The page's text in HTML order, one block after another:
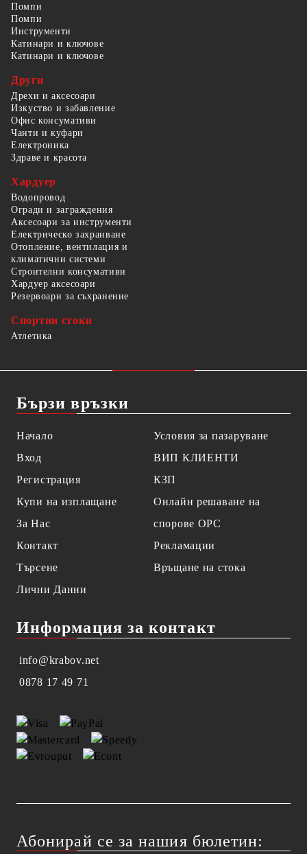
Помпи
Помпи
Инструменти
Катинари и ключове
Катинари и ключове
Други
Дрехи и аксесоари
Изкуство и забавление
Офис консумативи
Чанти и куфари
Електроника
Здраве и красота
Хардуер
Водопровод
Огради и заграждения
Аксесоари за инструменти
Електрическо захранване
Отопление, вентилация и
климатични системи
Строителни консумативи
Хардуер аксесоари
Резервоари за съхранение
Спортни стоки
Атлетика
Бързи връзки
Начало
Вход
Регистрация
Купи на изплащане
За Нас
Контакт
Търсене
Лични Данни
Условия за пазаруване
ВИП КЛИЕНТИ
КЗП
Онлайн решаване на
спорове OPC
Рекламации
Връщане на стока
Информация за контакт
info@krabov.net
0878 17 49 71
Абонирай се за нашия бюлетин: